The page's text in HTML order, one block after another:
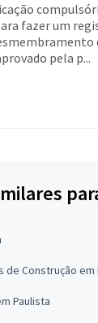
fazer um
pela p...
de Construção em
Paulista